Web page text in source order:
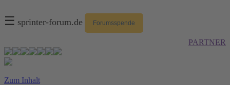
☰ sprinter-forum.de Forumsspende
PARTNER
Zum Inhalt